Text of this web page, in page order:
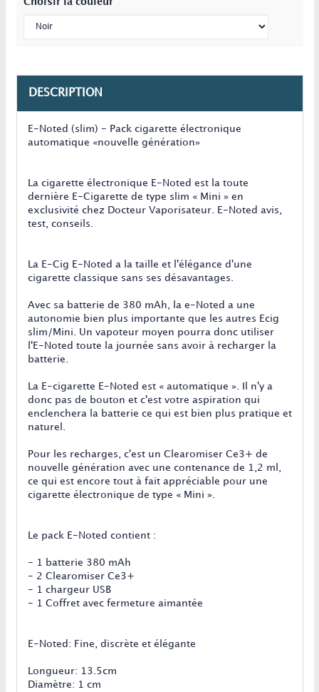
DESCRIPTION
E-Noted (slim) - Pack cigarette électronique
automatique «nouvelle génération»
La cigarette électronique E-Noted est la toute
dernière E-Cigarette de type slim « Mini » en
exclusivité chez Docteur Vaporisateur. E-Noted avis,
test, conseils.
La E-Cig E-Noted a la taille et l'élégance d'une
cigarette classique sans ses désavantages.
Avec sa batterie de 380 mAh, la e-Noted a une
autonomie bien plus importante que les autres Ecig
slim/Mini. Un vapoteur moyen pourra donc utiliser
l'E-Noted toute la journée sans avoir à recharger la
batterie.
La E-cigarette E-Noted est « automatique ». Il n'y a
donc pas de bouton et c'est votre aspiration qui
enclenchera la batterie ce qui est bien plus pratique et
naturel.
Pour les recharges, c'est un Clearomiser Ce3+ de
nouvelle génération avec une contenance de 1,2 ml,
ce qui est encore tout à fait appréciable pour une
cigarette électronique de type « Mini ».
Le pack E-Noted contient :
- 1 batterie 380 mAh
- 2 Clearomiser Ce3+
- 1 chargeur USB
- 1 Coffret avec fermeture aimantée
E-Noted: Fine, discrète et élégante
Longueur: 13.5cm
Diamètre: 1 cm